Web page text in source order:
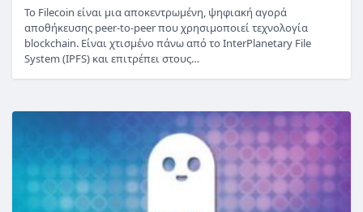
Το Filecoin είναι μια αποκεντρωμένη, ψηφιακή αγορά
αποθήκευσης peer-to-peer που χρησιμοποιεί τεχνολογία
blockchain. Είναι χτισμένο πάνω από το InterPlanetary File
System (IPFS) και επιτρέπει στους…